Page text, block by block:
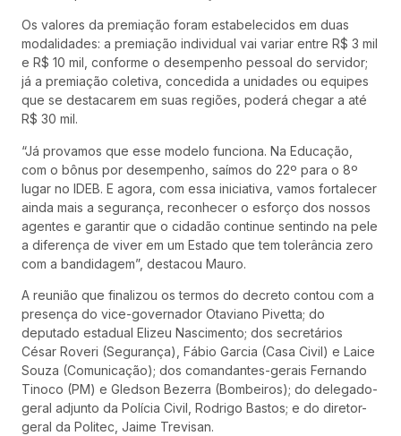
Os valores da premiação foram estabelecidos em duas
modalidades: a premiação individual vai variar entre R$ 3 mil
e R$ 10 mil, conforme o desempenho pessoal do servidor;
já a premiação coletiva, concedida a unidades ou equipes
que se destacarem em suas regiões, poderá chegar a até
R$ 30 mil.
“Já provamos que esse modelo funciona. Na Educação,
com o bônus por desempenho, saímos do 22º para o 8º
lugar no IDEB. E agora, com essa iniciativa, vamos fortalecer
ainda mais a segurança, reconhecer o esforço dos nossos
agentes e garantir que o cidadão continue sentindo na pele
a diferença de viver em um Estado que tem tolerância zero
com a bandidagem”, destacou Mauro.
A reunião que finalizou os termos do decreto contou com a
presença do vice-governador Otaviano Pivetta; do
deputado estadual Elizeu Nascimento; dos secretários
César Roveri (Segurança), Fábio Garcia (Casa Civil) e Laice
Souza (Comunicação); dos comandantes-gerais Fernando
Tinoco (PM) e Gledson Bezerra (Bombeiros); do delegado-
geral adjunto da Polícia Civil, Rodrigo Bastos; e do diretor-
geral da Politec, Jaime Trevisan.